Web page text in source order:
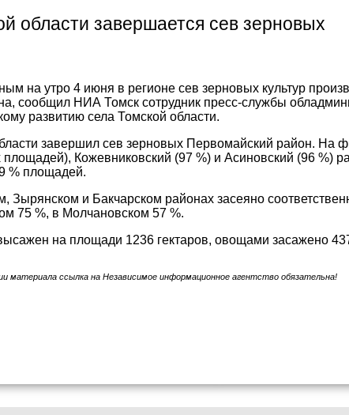
области завершается сев зерновых
на утро 4 июня в регионе сев зерновых культур
сообщил НИА Томск сотрудник пресс-службы
развитию села Томской области.
завершил сев зерновых Первомайский район. На
Кожевниковский (97 %) и Асиновский (96 %)
% площадей.
Зырянском и Бакчарском районах засеяно
75 %, в Молчановском 57 %.
на площади 1236 гектаров, овощами засажено
материала ссылка на Независимое информационное агентство обязательна!